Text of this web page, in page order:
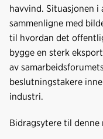
havvind. Situasjonen i
sammenligne med
til hvordan det
bygge en sterk
av
beslutningstakere
industri.
Bidragsytere til